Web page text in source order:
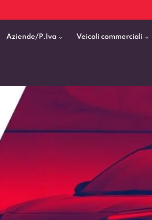
Aziende/P.Iva Veicoli commerciali
elettrici
Cassonati
Pick Up
Allestiti
Persone
VEDI TUTTI
SUV e Crossover
Station Wagon
BMW
VEDI TUTTI